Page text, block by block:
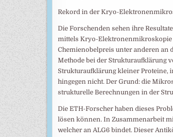
Rekord in der Kryo-​
Die Forschenden sehen ihre
mittels Kryo-​Elektronenmikroskopie
Chemienobelpreis unter anderen an
Methode bei der Strukturaufklärung
Strukturaufklärung kleiner Proteine,
hingegen nicht. Der Grund: die
strukturelle Berechnungen in der
Die ETH-​Forscher haben dieses
lösen können. In Zusammenarbeit
welcher an ALG6 bindet. Dieser